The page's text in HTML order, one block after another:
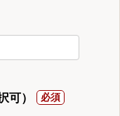
可）